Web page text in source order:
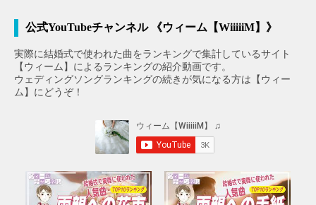
公式YouTubeチャンネル 《ウィーム【WiiiiiM】》
実際に結婚式で使われた曲をランキングで集計しているサイト
【ウィーム】によるランキングの紹介動画です。
ウェディングソングランキングの続きが気になる方は【ウィー
ム】にどうぞ！